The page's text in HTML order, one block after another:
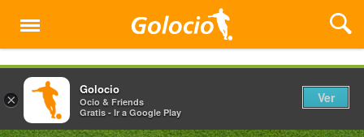
Menú
×
Golocio
Ocio & Friends
Gratis - Ir a Google Play
Ver